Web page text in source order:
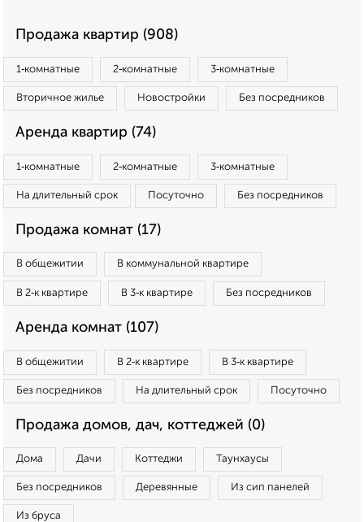
Продажа квартир (908)
1‑комнатные 2‑комнатные 3‑комнатные
Вторичное жилье Новостройки Без посредников
Аренда квартир (74)
1‑комнатные 2‑комнатные 3‑комнатные
На длительный срок Посуточно Без посредников
Продажа комнат (17)
В общежитии В коммунальной квартире
В 2‑к квартире В 3‑к квартире Без посредников
Аренда комнат (107)
В общежитии В 2‑к квартире В 3‑к квартире
Без посредников На длительный срок Посуточно
Продажа домов, дач, коттеджей (0)
Дома Дачи Коттеджи Таунхаусы
Без посредников Деревянные Из сип панелей
Из бруса